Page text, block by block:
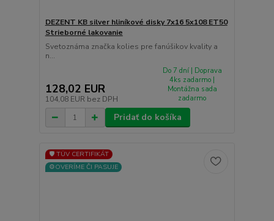
DEZENT KB silver hliníkové disky 7x16 5x108 ET50
Strieborné lakovanie
Svetoznáma značka kolies pre fanúšikov kvality a
n...
128,02 EUR
104,08 EUR bez DPH
Do 7 dní | Doprava
4ks zadarmo |
Montážna sada
zadarmo
Pridať do košíka
🛡️ TÜV CERTIFIKÁT
⚙️OVERÍME ČI PASUJE